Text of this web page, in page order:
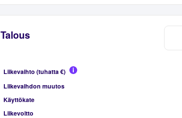
Talous
Liikevaihto (tuhatta €)
Liikevaihdon muutos
Käyttökate
Liikevoitto